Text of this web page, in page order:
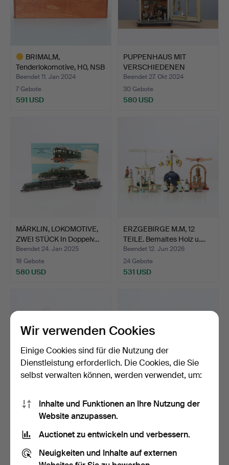
BRIMALM,
Tenderlokomotive, H0, NSB
Typ 24b…
Beendet 11. Jan 2024
7 Gebote
591 USD
PUPPENHAUS MIT
VERSCHIEDENEN
PUPPEN UND AC…
Beendet 27. Okt 2024
30 Gebote
580 USD
MÄRKLIN, LOKOMOTIVE,
ZWEI STÜCK In Doppelv…
Beendet 24. Jan 2025
18 Gebote
580 USD
ERZGEBIRGE M.M, 12
TEILE. Bemaltes Holz u.…
Beendet 12. Jun 2026
24 Gebote
531 USD
MUMIN-FIGUREN,
ZWEI STÜCK HEMULEN
UND FILI…
Beendet 21. Nov 2024
14 Gebote
Ausgewähltes
SCHUCO,
MECHANISCHES
STÜC…
32 Gebote
Wir verwenden Cookies
Einige Cookies sind für die Nutzung der
Dienstleistung erforderlich. Die Cookies, die Sie
selbst verwalten können, werden verwendet, um:
Inhalte und Funktionen an Ihre Nutzung der
Website anzupassen.
Auctionet zu entwickeln und verbessern.
Neuigkeiten und Inhalte auf externen